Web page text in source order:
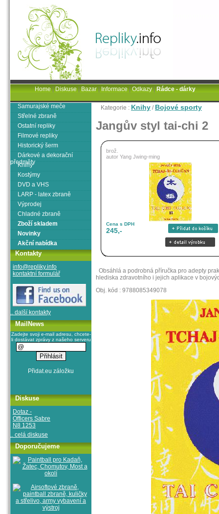
Kategorie : Knihy / Bojové sporty
Jangův styl tai-chi 2
brož.
autor Yang Jwing-ming
Cena s DPH
245,-
Obsáhlá a podrobná příručka pro adepty
hlediska zdravotního i jejich aplikace v
Obj. kód : 9788085349078
Samurajské meče
Střelné zbraně
Ostatní repliky
Filmové repliky
Historický šerm
Dárkové a dekorační
předměty
Knihy
Kostýmy
DVD a VHS
LARP - latex zbraně
Výprodej
Chladné zbraně
Zboží skladem
Novinky
Akční nabídka
Kontakty
info@repliky.info
kontaktní formulář
.. další kontakty
MailNews
Zadejte svoji e-mail adresu, chcete-
li dostávat zprávy z našeho serveru
Diskuse
Dotaz -
Officers Sabre
N8 1253
.. celá diskuse
Doporučujeme
Home|Diskuse|Bazar|Informace|Odkazy|Rádce - dárky